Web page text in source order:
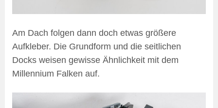
Am Dach folgen dann doch etwas größere
Aufkleber. Die Grundform und die seitlichen
Docks weisen gewisse Ähnlichkeit mit dem
Millennium Falken auf.